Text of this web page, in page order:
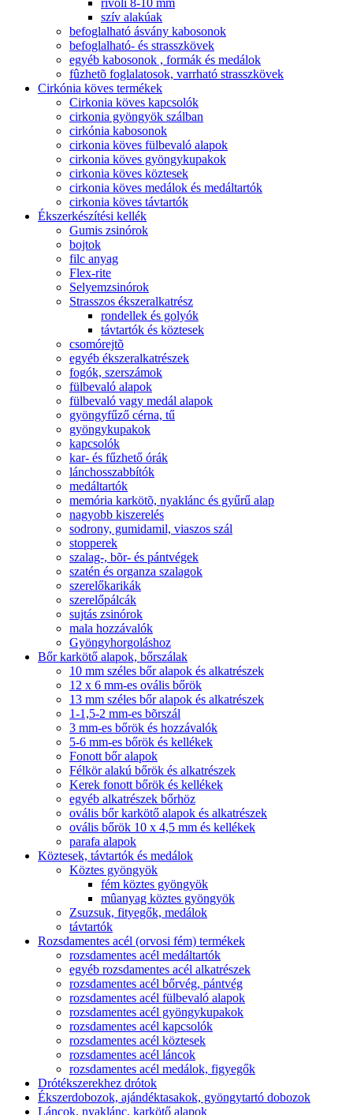
rivoli 8-10 mm
szív alakúak
befoglalható ásvány kabosonok
befoglalható- és strasszkövek
egyéb kabosonok , formák és medálok
fûzhetõ foglalatosok, varrható strasszkövek
Cirkónia köves termékek
Cirkonia köves kapcsolók
cirkonia gyöngyök szálban
cirkónia kabosonok
cirkonia köves fülbevaló alapok
cirkonia köves gyöngykupakok
cirkonia köves köztesek
cirkonia köves medálok és medáltartók
cirkonia köves távtartók
Ékszerkészítési kellék
Gumis zsinórok
bojtok
filc anyag
Flex-rite
Selyemzsinórok
Strasszos ékszeralkatrész
rondellek és golyók
távtartók és köztesek
csomórejtõ
egyéb ékszeralkatrészek
fogók, szerszámok
fülbevaló alapok
fülbevaló vagy medál alapok
gyöngyfűző cérna, tű
gyöngykupakok
kapcsolók
kar- és fűzhető órák
lánchosszabbítók
medáltartók
memória karkötõ, nyaklánc és gyűrű alap
nagyobb kiszerelés
sodrony, gumidamil, viaszos szál
stopperek
szalag-, bõr- és pántvégek
szatén és organza szalagok
szerelőkarikák
szerelőpálcák
sujtás zsinórok
mala hozzávalók
Gyöngyhorgoláshoz
Bőr karkötő alapok, bőrszálak
10 mm széles bőr alapok és alkatrészek
12 x 6 mm-es ovális bőrök
13 mm széles bőr alapok és alkatrészek
1-1,5-2 mm-es bõrszál
3 mm-es bőrök és hozzávalók
5-6 mm-es bőrök és kellékek
Fonott bőr alapok
Félkör alakú bőrök és alkatrészek
Kerek fonott bőrök és kellékek
egyéb alkatrészek bőrhöz
ovális bőr karkötő alapok és alkatrészek
ovális bőrök 10 x 4,5 mm és kellékek
parafa alapok
Köztesek, távtartók és medálok
Köztes gyöngyök
fém köztes gyöngyök
mûanyag köztes gyöngyök
Zsuzsuk, fityegők, medálok
távtartók
Rozsdamentes acél (orvosi fém) termékek
rozsdamentes acél medáltartók
egyéb rozsdamentes acél alkatrészek
rozsdamentes acél bőrvég, pántvég
rozsdamentes acél fülbevaló alapok
rozsdamentes acél gyöngykupakok
rozsdamentes acél kapcsolók
rozsdamentes acél köztesek
rozsdamentes acél láncok
rozsdamentes acél medálok, figyegők
Drótékszerekhez drótok
Ékszerdobozok, ajándéktasakok, gyöngytartó dobozok
Láncok, nyaklánc, karkötő alapok